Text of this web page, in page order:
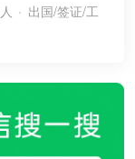
出国/签证/工